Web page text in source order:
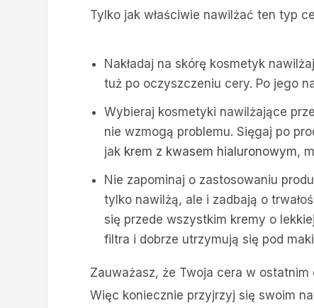
Tylko jak właściwie nawilżać ten typ
Nakładaj na skórę kosmetyk
tuż po oczyszczeniu cery. Po jego
Wybieraj kosmetyki nawilżające
nie wzmogą problemu. Sięgaj po
jak krem z kwasem hialuronowym,
Nie zapominaj o zastosowaniu
tylko nawilżą, ale i zadbają o
się przede wszystkim kremy o
filtra i dobrze utrzymują się pod
Zauważasz, że Twoja cera w ostatnim
Więc koniecznie przyjrzyj się swoim